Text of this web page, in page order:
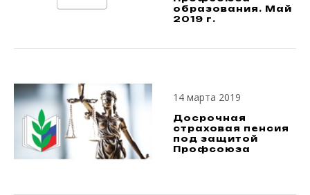
образования. Май
2019 г.
14 марта 2019
Досрочная
страховая пенсия
под защитой
Профсоюза